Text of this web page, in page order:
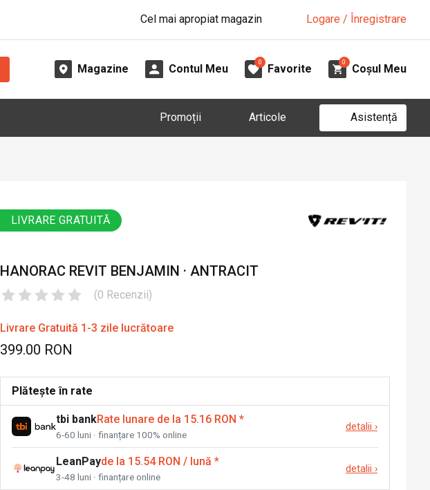
Cel mai apropiat magazin Logare / Înregistrare
Magazine Contul Meu
0
Favorite
0
Coșul Meu
Promoții Articole Asistență
LIVRARE GRATUITĂ
HANORAC REVIT BENJAMIN · ANTRACIT
(0 Recenzii)
Livrare Gratuită 1-3 zile lucrătoare
399.00 RON
Plătește în rate
tbi bankRate lunare de la 15.16 RON *
6-60 luni · finanțare 100% online
detalii ›
LeanPayde la 15.54 RON / lună *
3-48 luni · finanțare online
detalii ›